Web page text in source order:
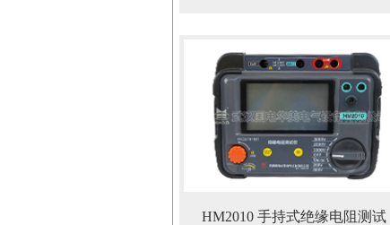
HM2010 手持式绝缘电阻测试